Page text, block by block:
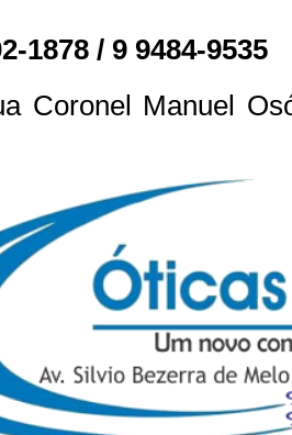
1878 / 9 9484-9535
Coronel Manuel